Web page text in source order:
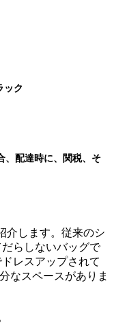
ック
、配達時に、関税、そ
介します。従来のシ
らしないバッグで
レスアップされて
なスペースがありま